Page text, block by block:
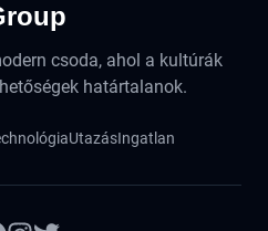
csoda, ahol a kultúrák
határtalanok.
UtazásIngatlan